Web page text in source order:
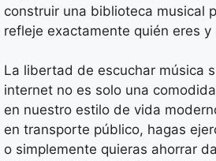
construir una biblioteca musical
refleje exactamente quién eres y
La libertad de escuchar música
internet no es solo una
en nuestro estilo de vida
en transporte público, hagas
o simplemente quieras ahorrar